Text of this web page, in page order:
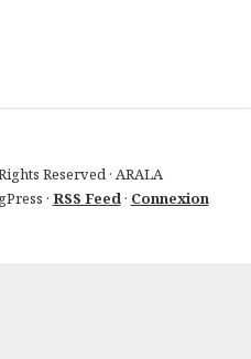
Reserved · ARALA
· RSS Feed· Connexion